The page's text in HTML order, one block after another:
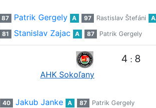
87 Patrik Gergely A 97 Rastislav Štefáni
81 Stanislav Zajac A 87 Patrik Gergely
AHK Sokoľany
4 : 8
40 Jakub Janke A 87 Patrik Gergely